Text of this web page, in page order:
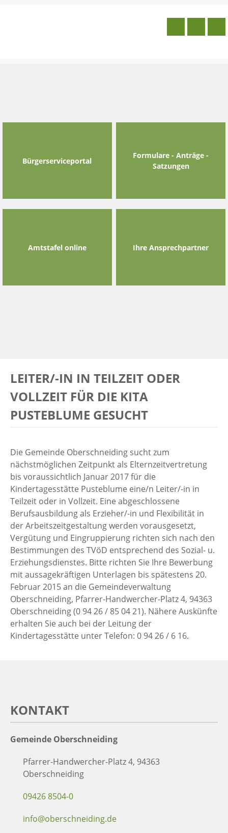
Bürgerserviceportal
Formulare - Anträge -
Satzungen
Amtstafel online Ihre Ansprechpartner
LEITER/-IN IN TEILZEIT ODER
VOLLZEIT FÜR DIE KITA
PUSTEBLUME GESUCHT
Die Gemeinde Oberschneiding sucht zum
nächstmöglichen Zeitpunkt als Elternzeitvertretung
bis voraussichtlich Januar 2017 für die
Kindertagesstätte Pusteblume eine/n Leiter/-in in
Teilzeit oder in Vollzeit. Eine abgeschlossene
Berufsausbildung als Erzieher/-in und Flexibilität in
der Arbeitszeitgestaltung werden vorausgesetzt,
Vergütung und Eingruppierung richten sich nach den
Bestimmungen des TVöD entsprechend des Sozial- u.
Erziehungsdienstes. Bitte richten Sie Ihre Bewerbung
mit aussagekräftigen Unterlagen bis spätestens 20.
Februar 2015 an die Gemeindeverwaltung
Oberschneiding, Pfarrer-Handwercher-Platz 4, 94363
Oberschneiding (0 94 26 / 85 04 21). Nähere Auskünfte
erhalten Sie auch bei der Leitung der
Kindertagesstätte unter Telefon: 0 94 26 / 6 16.
KONTAKT
Gemeinde Oberschneiding
Pfarrer-Handwercher-Platz 4, 94363
Oberschneiding
09426 8504-0
info@oberschneiding.de